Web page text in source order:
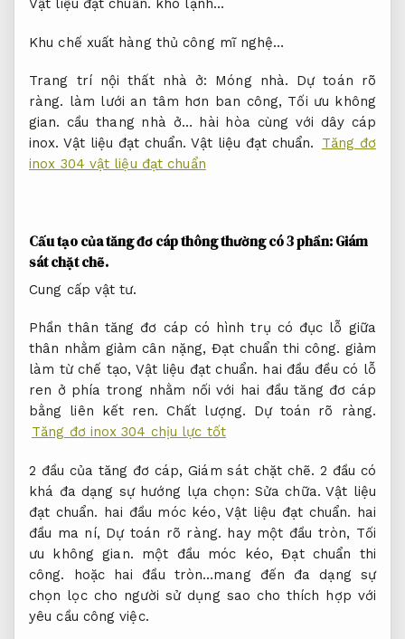
Vật liệu đạt chuẩn. kho lạnh…
Khu chế xuất hàng thủ công mĩ nghệ…
Trang trí nội thất nhà ở: Móng nhà.
Dự toán rõ
ràng. làm lưới an tâm hơn ban công, Tối ưu không
gian. cầu thang nhà ở… hài hòa cùng với dây cáp
inox.Vật liệu đạt chuẩn. Vật liệu đạt chuẩn.
Tăng đơ
inox 304 vật liệu đạt chuẩn
Cấu tạo của tăng đơ cáp thông thường có 3 phần:Giám
sát chặt chẽ.
Cung cấp vật tư.
Phần thân tăng đơ cáp có hình trụ có đục lỗ giữa
thân nhằm giảm cân nặng, Đạt chuẩn thi công. giảm
làm từ chế tạo, Vật liệu đạt chuẩn. hai đầu đều có lỗ
ren ở phía trong nhằm nối với hai đầu tăng đơ cáp
bằng liên kết ren.Chất lượng.
Dự toán rõ ràng.
Tăng đơ inox 304 chịu lực tốt
2 đầu của tăng đơ cáp,Giám sát chặt chẽ. 2 đầu có
khá đa dạng sự hướng lựa chọn: Sửa chữa. Vật liệu
đạt chuẩn. hai đầu móc kéo,Vật liệu đạt chuẩn. hai
đầu ma ní, Dự toán rõ ràng. hay một đầu tròn, Tối
ưu không gian. một đầu móc kéo,Đạt chuẩn thi
công. hoặc hai đầu tròn…mang đến đa dạng sự
chọn lọc cho người sử dụng sao cho thích hợp với
yêu cầu công việc.